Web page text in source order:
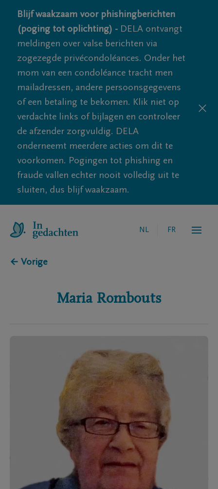
Blijf waakzaam voor phishingberichten
(poging tot oplichting) - DELA ontvangt
meldingen over valse berichten via
zogezegde privécondoléances. Onder het
mom van een condoléance tracht men
mailadressen, andere persoonsgegevens
of een betaling te bekomen. Klik niet op
verdachte links of bijlagen en controleer
de afzender zorgvuldig. DELA
onderneemt meerdere acties om dit te
voorkomen. Pogingen tot phishing en
fraude vallen echter nooit volledig uit te
sluiten, dus blijf waakzaam.
NL FR
← Vorige
Maria Rombouts